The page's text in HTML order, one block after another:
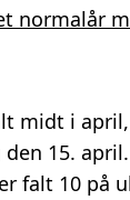
normalår
midt i
den 15.
falt 10 på